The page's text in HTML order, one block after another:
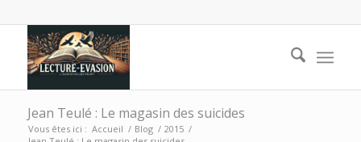
Jean Teulé : Le magasin des suicides
Vous êtes ici : Accueil / Blog / 2015 /